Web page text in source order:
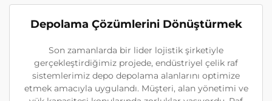
Depolama Çözümlerini Dönüştürmek
Son zamanlarda bir lider lojistik şirketiyle
gerçekleştirdiğimiz projede, endüstriyel çelik raf
sistemlerimiz depo depolama alanlarını optimize
etmek amacıyla uygulandı. Müşteri, alan yönetimi ve